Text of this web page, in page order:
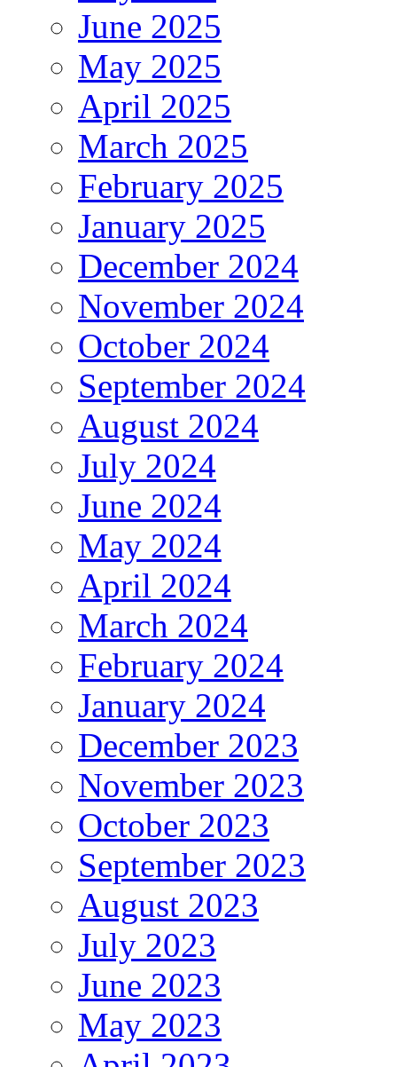
June 2025
May 2025
April 2025
March 2025
February 2025
January 2025
December 2024
November 2024
October 2024
September 2024
August 2024
July 2024
June 2024
May 2024
April 2024
March 2024
February 2024
January 2024
December 2023
November 2023
October 2023
September 2023
August 2023
July 2023
June 2023
May 2023